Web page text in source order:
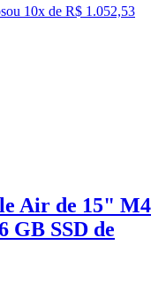
ou 10x de R$ 1.052,53
Air de 15" M4
GB SSD de